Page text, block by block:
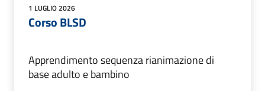
1 LUGLIO 2026
Corso BLSD
Apprendimento sequenza rianimazione di
base adulto e bambino